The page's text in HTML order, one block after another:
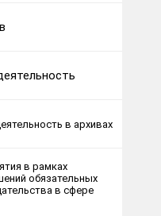
в архивах
в рамках
обязательных
в сфере